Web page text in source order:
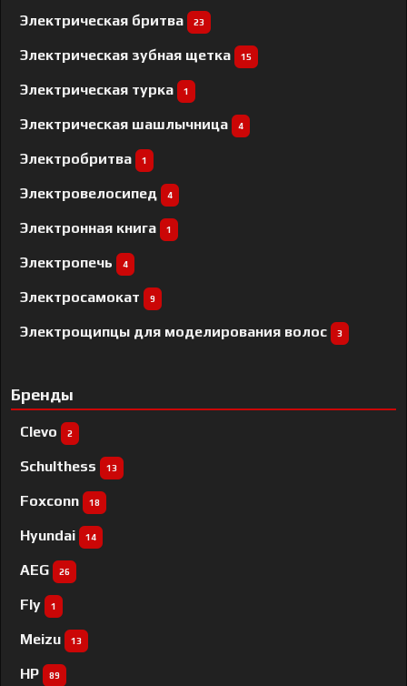
Электрическая бритва 23
Электрическая зубная щетка 15
Электрическая турка 1
Электрическая шашлычница 4
Электробритва 1
Электровелосипед 4
Электронная книга 1
Электропечь 4
Электросамокат 9
Электрощипцы для моделирования волос 3
Бренды
Clevo 2
Schulthess 13
Foxconn 18
Hyundai 14
AEG 26
Fly 1
Meizu 13
HP 89